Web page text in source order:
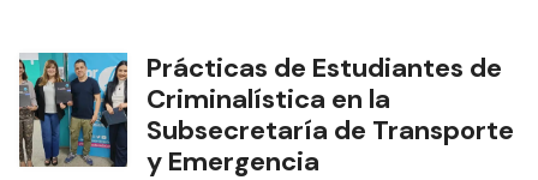
Prácticas de Estudiantes de
Criminalística en la
Subsecretaría de Transporte
y Emergencia